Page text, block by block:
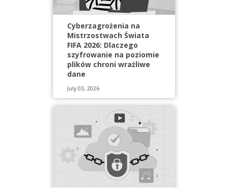
Cyberzagrożenia na
Mistrzostwach Świata
FIFA 2026: Dlaczego
szyfrowanie na poziomie
plików chroni wrażliwe
dane
July 03, 2026